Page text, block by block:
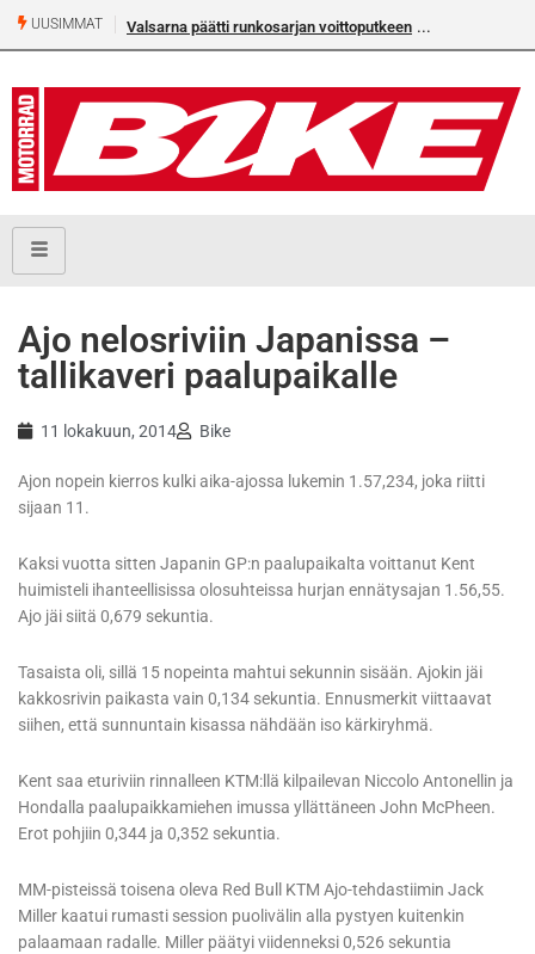
UUSIMMAT Valsarna päätti runkosarjan voittoputkeen
Ajo nelosriviin Japanissa –
tallikaveri paalupaikalle
11 lokakuun, 2014 Bike
Ajon nopein kierros kulki aika-ajossa lukemin 1.57,234, joka riitti
sijaan 11.
Kaksi vuotta sitten Japanin GP:n paalupaikalta voittanut Kent
huimisteli ihanteellisissa olosuhteissa hurjan ennätysajan 1.56,55.
Ajo jäi siitä 0,679 sekuntia.
Tasaista oli, sillä 15 nopeinta mahtui sekunnin sisään. Ajokin jäi
kakkosrivin paikasta vain 0,134 sekuntia. Ennusmerkit viittaavat
siihen, että sunnuntain kisassa nähdään iso kärkiryhmä.
Kent saa eturiviin rinnalleen KTM:llä kilpailevan Niccolo Antonellin ja
Hondalla paalupaikkamiehen imussa yllättäneen John McPheen.
Erot pohjiin 0,344 ja 0,352 sekuntia.
MM-pisteissä toisena oleva Red Bull KTM Ajo-tehdastiimin Jack
Miller kaatui rumasti session puolivälin alla pystyen kuitenkin
palaamaan radalle. Miller päätyi viidenneksi 0,526 sekuntia